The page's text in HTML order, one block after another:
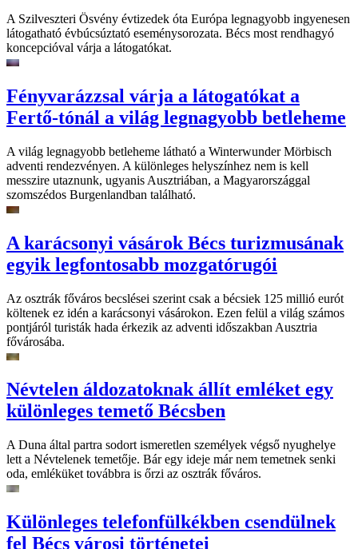
A Szilveszteri Ösvény évtizedek óta Európa legnagyobb ingyenesen
látogatható évbúcsúztató eseménysorozata. Bécs most rendhagyó
koncepcióval várja a látogatókat.
Fényvarázzsal várja a látogatókat a
Fertő-tónál a világ legnagyobb betleheme
A világ legnagyobb betleheme látható a Winterwunder Mörbisch
adventi rendezvényen. A különleges helyszínhez nem is kell
messzire utaznunk, ugyanis Ausztriában, a Magyarországgal
szomszédos Burgenlandban található.
A karácsonyi vásárok Bécs turizmusának
egyik legfontosabb mozgatórugói
Az osztrák főváros becslései szerint csak a bécsiek 125 millió eurót
költenek ez idén a karácsonyi vásárokon. Ezen felül a világ számos
pontjáról turisták hada érkezik az adventi időszakban Ausztria
fővárosába.
Névtelen áldozatoknak állít emléket egy
különleges temető Bécsben
A Duna által partra sodort ismeretlen személyek végső nyughelye
lett a Névtelenek temetője. Bár egy ideje már nem temetnek senki
oda, emléküket továbbra is őrzi az osztrák főváros.
Különleges telefonfülkékben csendülnek
fel Bécs városi történetei